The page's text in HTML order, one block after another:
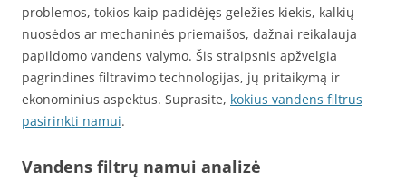
problemos, tokios kaip padidėjęs geležies kiekis, kalkių
nuosėdos ar mechaninės priemaišos, dažnai reikalauja
papildomo vandens valymo. Šis straipsnis apžvelgia
pagrindines filtravimo technologijas, jų pritaikymą ir
ekonominius aspektus. Suprasite, kokius vandens filtrus
pasirinkti namui.
Vandens filtrų namui analizė